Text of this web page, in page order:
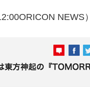
ORICON NEWS）